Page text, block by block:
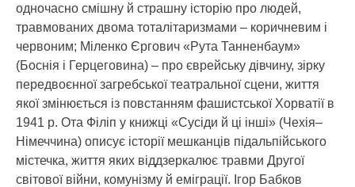
одночасно смішну й страшну історію про людей,
травмованих двома тоталітаризмами – коричневим і
червоним; Міленко Єргович «Рута Танненбаум»
(Боснія і Герцеговина) – про єврейську дівчину, зірку
передвоєнної загребської театральної сцени, життя
якої змінюється із повстанням фашистської Хорватії в
1941 р. Ота Філіп у книжці «Сусіди й ці інші» (Чехія–
Німеччина) описує історії мешканців підальпійського
містечка, життя яких віддзеркалює травми Другої
світової війни, комунізму й еміграції. Ігор Бабков